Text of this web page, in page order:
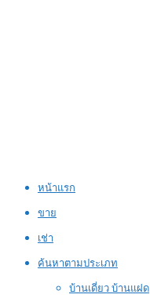
หน้าแรก
ขาย
เช่า
ค้นหาตามประเภท
บ้านเดี่ยว บ้านแฝด